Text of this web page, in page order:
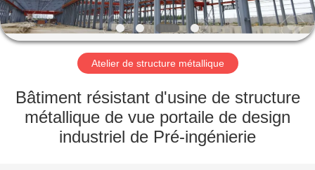
SPECTACLE
DE
RÉALITÉ
VIRTUELLE
Atelier de structure métallique
Bâtiment résistant d'usine de structure
métallique de vue portaile de design
industriel de Pré-ingénierie